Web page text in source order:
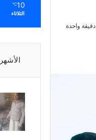
دقيقة واحدة
10
℃
الثلاثاء
الأشهر